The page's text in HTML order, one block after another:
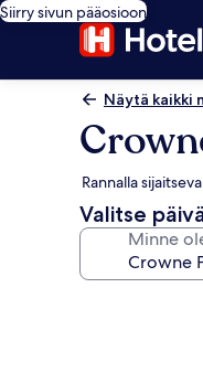
Siirry sivun pääosioon
Näytä kaikki
Rannalla
Valitse
Minne